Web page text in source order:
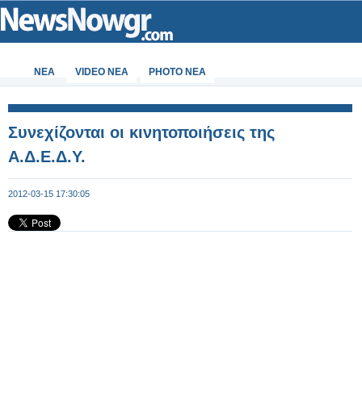
ΝΕΑ VIDEO NEA PHOTO NEA
Συνεχίζονται οι κινητοποιήσεις της
Α.Δ.Ε.Δ.Υ.
2012-03-15 17:30:05